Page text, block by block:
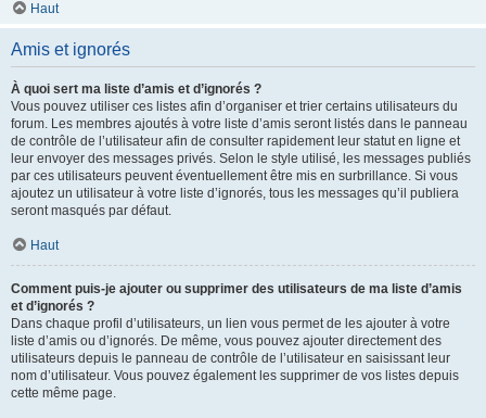
Haut
Amis et ignorés
À quoi sert ma liste d’amis et d’ignorés ?
Vous pouvez utiliser ces listes afin d’organiser et trier certains utilisateurs du
forum. Les membres ajoutés à votre liste d’amis seront listés dans le panneau
de contrôle de l’utilisateur afin de consulter rapidement leur statut en ligne et
leur envoyer des messages privés. Selon le style utilisé, les messages publiés
par ces utilisateurs peuvent éventuellement être mis en surbrillance. Si vous
ajoutez un utilisateur à votre liste d’ignorés, tous les messages qu’il publiera
seront masqués par défaut.
Haut
Comment puis-je ajouter ou supprimer des utilisateurs de ma liste d’amis
et d’ignorés ?
Dans chaque profil d’utilisateurs, un lien vous permet de les ajouter à votre
liste d’amis ou d’ignorés. De même, vous pouvez ajouter directement des
utilisateurs depuis le panneau de contrôle de l’utilisateur en saisissant leur
nom d’utilisateur. Vous pouvez également les supprimer de vos listes depuis
cette même page.